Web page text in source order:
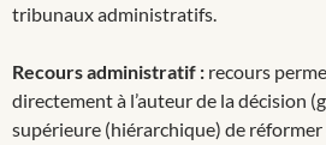
tribunaux administratifs.
Recours administratif : recours
directement à l’auteur de la décision
supérieure (hiérarchique) de réformer